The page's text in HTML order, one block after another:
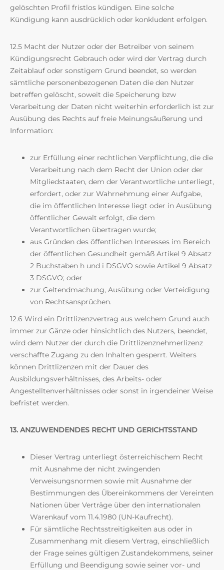
gelöschten Profil fristlos kündigen. Eine solche
Kündigung kann ausdrücklich oder konkludent erfolgen.
12.5 Macht der Nutzer oder der Betreiber von seinem
Kündigungsrecht Gebrauch oder wird der Vertrag durch
Zeitablauf oder sonstigem Grund beendet, so werden
sämtliche personenbezogenen Daten die den Nutzer
betreffen gelöscht, soweit die Speicherung bzw
Verarbeitung der Daten nicht weiterhin erforderlich ist zur
Ausübung des Rechts auf freie Meinungsäußerung und
Information:
zur Erfüllung einer rechtlichen Verpflichtung, die die
Verarbeitung nach dem Recht der Union oder der
Mitgliedstaaten, dem der Verantwortliche unterliegt,
erfordert, oder zur Wahrnehmung einer Aufgabe,
die im öffentlichen Interesse liegt oder in Ausübung
öffentlicher Gewalt erfolgt, die dem
Verantwortlichen übertragen wurde;
aus Gründen des öffentlichen Interesses im Bereich
der öffentlichen Gesundheit gemäß Artikel 9 Absatz
2 Buchstaben h und i DSGVO sowie Artikel 9 Absatz
3 DSGVO; oder
zur Geltendmachung, Ausübung oder Verteidigung
von Rechtsansprüchen.
12.6 Wird ein Drittlizenzvertrag aus welchem Grund auch
immer zur Gänze oder hinsichtlich des Nutzers, beendet,
wird dem Nutzer der durch die Drittlizenznehmerlizenz
verschaffte Zugang zu den Inhalten gesperrt. Weiters
können Drittlizenzen mit der Dauer des
Ausbildungsverhältnisses, des Arbeits- oder
Angestelltenverhältnisses oder sonst in irgendeiner Weise
befristet werden.
13. ANZUWENDENDES RECHT UND GERICHTSSTAND
Dieser Vertrag unterliegt österreichischem Recht
mit Ausnahme der nicht zwingenden
Verweisungsnormen sowie mit Ausnahme der
Bestimmungen des Übereinkommens der Vereinten
Nationen über Verträge über den internationalen
Warenkauf vom 11.4.1980 (UN-Kaufrecht).
Für sämtliche Rechtsstreitigkeiten aus oder in
Zusammenhang mit diesem Vertrag, einschließlich
der Frage seines gültigen Zustandekommens, seiner
Erfüllung und Beendigung sowie seiner vor- und